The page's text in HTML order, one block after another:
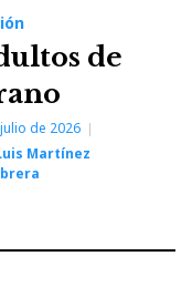
de
de 2026
Martínez